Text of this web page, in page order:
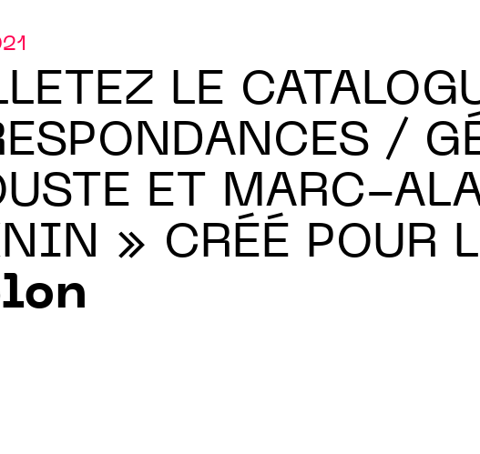
LE
/
ET MARC-
» CRÉÉ POUR